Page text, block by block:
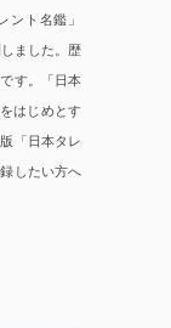
ント名鑑」
ました。歴
す。「日本
はじめとす
「日本タレ
したい方へ